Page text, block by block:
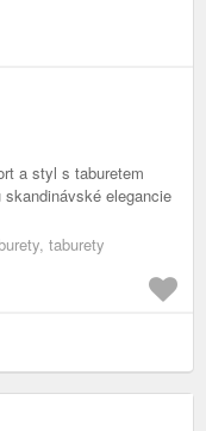
a styl s taburetem
elegancie
taburety